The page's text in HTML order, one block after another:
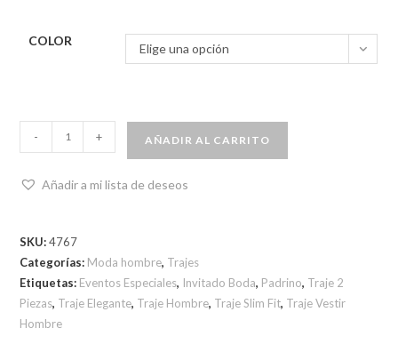
COLOR
Elige una opción
- + AÑADIR AL CARRITO
Añadir a mi lista de deseos
SKU:4767
Categorías: Moda hombre, Trajes
Etiquetas: Eventos Especiales, Invitado Boda, Padrino, Traje 2
Piezas, Traje Elegante, Traje Hombre, Traje Slim Fit, Traje Vestir
Hombre